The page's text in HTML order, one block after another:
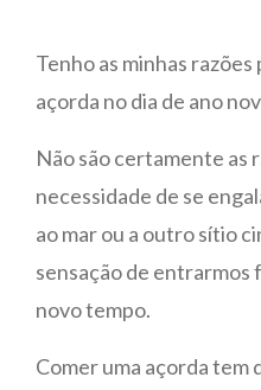
Tenho as minhas
açorda no dia de ano
Não são certamente as
necessidade de se
ao mar ou a outro sítio
sensação de entrarmos
novo tempo.
Comer uma açorda tem